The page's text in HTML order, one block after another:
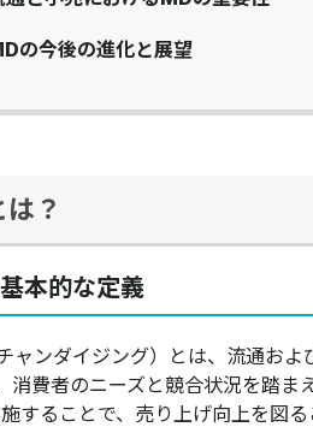
の今後の進化と展望
？
本的な定義
ャンダイジング）とは、流通お
消費者のニーズと競合状況を踏ま
することで、売り上げ向上を図る